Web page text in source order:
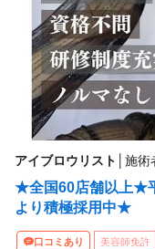
アイブロウリスト 施術
★全国60店舗以上★
より積極採用中★
口コミあり 美容師免許